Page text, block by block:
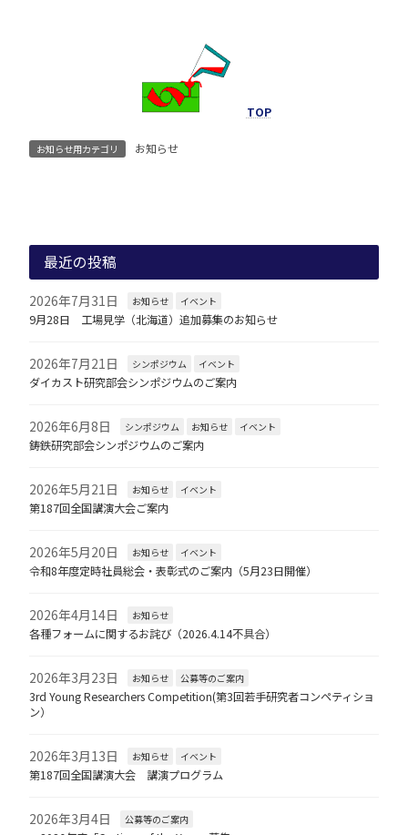
TOP
お知らせ用カテゴリ お知らせ
最近の投稿
2026年7月31日 お知らせ イベント
9月28日 工場見学（北海道）追加募集のお知らせ
2026年7月21日 シンポジウム イベント
ダイカスト研究部会シンポジウムのご案内
2026年6月8日 シンポジウム お知らせ イベント
鋳鉄研究部会シンポジウムのご案内
2026年5月21日 お知らせ イベント
第187回全国講演大会ご案内
2026年5月20日 お知らせ イベント
令和8年度定時社員総会・表彰式のご案内（5月23日開催）
2026年4月14日 お知らせ
各種フォームに関するお詫び（2026.4.14不具合）
2026年3月23日 お知らせ 公募等のご案内
3rd Young Researchers Competition(第3回若手研究者コンペティショ
ン）
2026年3月13日 お知らせ イベント
第187回全国講演大会 講演プログラム
2026年3月4日 公募等のご案内